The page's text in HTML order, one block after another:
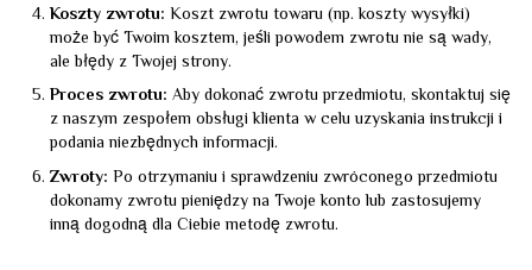
Koszty zwrotu: Koszt zwrotu towaru (np. koszty wysyłki)
może być Twoim kosztem, jeśli powodem zwrotu nie są wady,
ale błędy z Twojej strony.
Proces zwrotu: Aby dokonać zwrotu przedmiotu, skontaktuj się
z naszym zespołem obsługi klienta w celu uzyskania instrukcji i
podania niezbędnych informacji.
Zwroty: Po otrzymaniu i sprawdzeniu zwróconego przedmiotu
dokonamy zwrotu pieniędzy na Twoje konto lub zastosujemy
inną dogodną dla Ciebie metodę zwrotu.